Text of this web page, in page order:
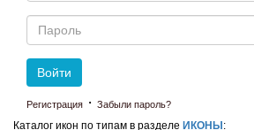
Пароль
Войти
Регистрация · Забыли пароль?
Каталог икон по типам в разделе ИКОНЫ :